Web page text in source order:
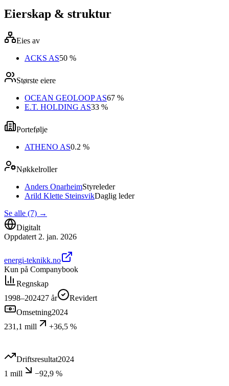
Eierskap & struktur
Eies av
ACKS AS50 %
Største eiere
OCEAN GEOLOOP AS67 %
E.T. HOLDING AS33 %
Portefølje
ATHENO AS0.2 %
Nøkkelroller
Anders OnarheimStyreleder
Arild Klette SteinsvikDaglig leder
Se alle (7) →
Digitalt
Oppdatert 2. jan. 2026
energi-teknikk.no
Kun på Companybook
Regnskap
1998–202427 år
Revidert
Omsetning2024
231,1 mill
+36,5 %
Driftsresultat2024
1 mill
−92,9 %